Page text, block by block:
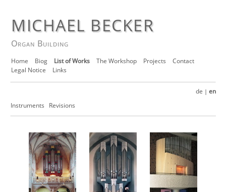
MICHAEL BECKER
Organ Building
Home Biog List of Works The Workshop Projects
Contact
Legal Notice
Links
de | en
Instruments
Revisions